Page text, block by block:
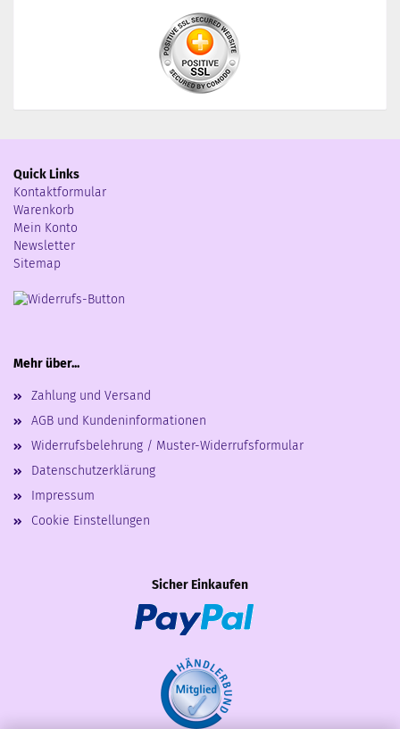
Quick Links
Kontaktformular
Warenkorb
Mein Konto
Newsletter
Sitemap
Mehr über...
Zahlung und Versand
AGB und Kundeninformationen
Widerrufsbelehrung / Muster-Widerrufsformular
Datenschutzerklärung
Impressum
Cookie Einstellungen
Sicher Einkaufen